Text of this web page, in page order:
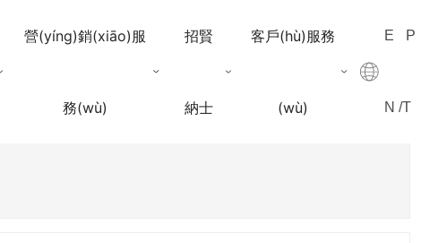
營(yíng)銷(xiāo)服
務(wù)
招賢
納士
客戶(hù)服務
(wù)
E
N /
P
T